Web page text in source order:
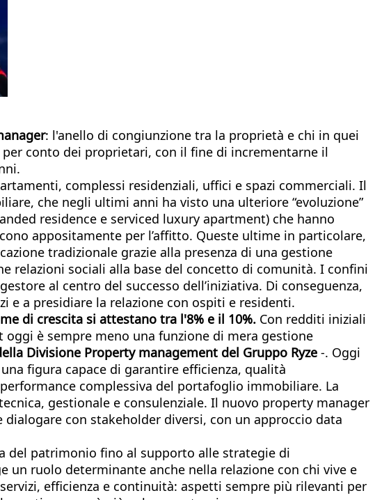
: l'anello di congiunzione tra la proprietà e chi in quei
conto dei proprietari, con il fine di incrementarne il
complessi residenziali, uffici e spazi commerciali. Il
che negli ultimi anni ha visto una ulteriore “evoluzione”
residence e serviced luxury apartment) che hanno
appositamente per l’affitto. Queste ultime in particolare,
tradizionale grazie alla presenza di una gestione
relazioni sociali alla base del concetto di comunità. I confini
al centro del successo dell’iniziativa. Di conseguenza,
e a presidiare la relazione con ospiti e residenti.
di crescita si attestano tra l'8% e il 10%. Con redditi iniziali
è sempre meno una funzione di mera gestione
Divisione Property management del Gruppo Ryze -. Oggi
figura capace di garantire efficienza, qualità
complessiva del portafoglio immobiliare. La
gestionale e consulenziale. Il nuovo property manager
con stakeholder diversi, con un approccio data
del patrimonio fino al supporto alle strategie di
un ruolo determinante anche nella relazione con chi vive e
efficienza e continuità: aspetti sempre più rilevanti per